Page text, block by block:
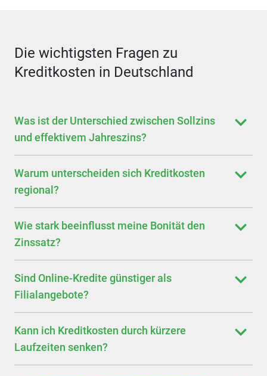
Die wichtigsten Fragen zu
Kreditkosten in Deutschland
Was ist der Unterschied zwischen Sollzins
und effektivem Jahreszins?
Warum unterscheiden sich Kreditkosten
regional?
Wie stark beeinflusst meine Bonität den
Zinssatz?
Sind Online-Kredite günstiger als
Filialangebote?
Kann ich Kreditkosten durch kürzere
Laufzeiten senken?